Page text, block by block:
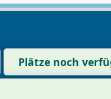
Plätze noch